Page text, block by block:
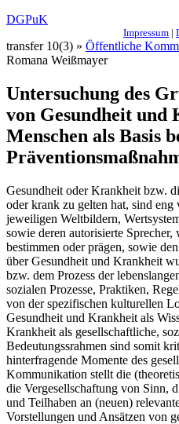
DGPuK
Impressum |
transfer 10(3) » Öffentliche
Romana Weißmayer
Untersuchung des
von Gesundheit und
Menschen als Basis
Gesundheit oder Krankheit bzw.
oder krank zu gelten hat, sind
jeweiligen Weltbildern,
sowie deren autorisierte
bestimmen oder prägen, sowie
über Gesundheit und Krankheit
bzw. dem Prozess der
sozialen Prozesse, Praktiken,
von der spezifischen kulturellen
Gesundheit und Krankheit als
Krankheit als gesellschaftliche,
Bedeutungssrahmen sind somit
hinterfragende Momente des
Kommunikation stellt die
die Vergesellschaftung von Sinn,
und Teilhaben an (neuen)
Vorstellungen und Ansätzen von